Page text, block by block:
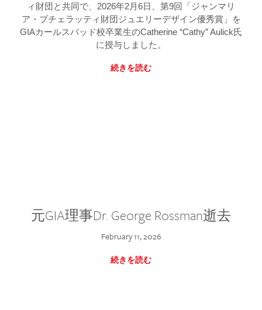
ィ財団と共同で、2026年2月6日、第9回「ジャンマリ
ア・ブチェラッティ財団ジュエリーデザイン優秀賞」を
GIAカールスバッド校卒業生のCatherine “Cathy” Aulick氏
に授与しました。
続きを読む
元GIA理事Dr. George Rossman逝去
February 11, 2026
続きを読む